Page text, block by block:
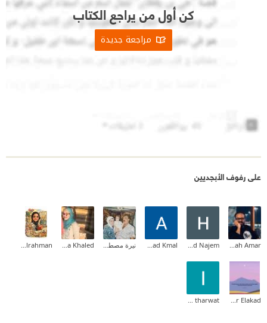
كن أول من يراجع الكتاب
مراجعة جديدة
على رفوف الأبجديين